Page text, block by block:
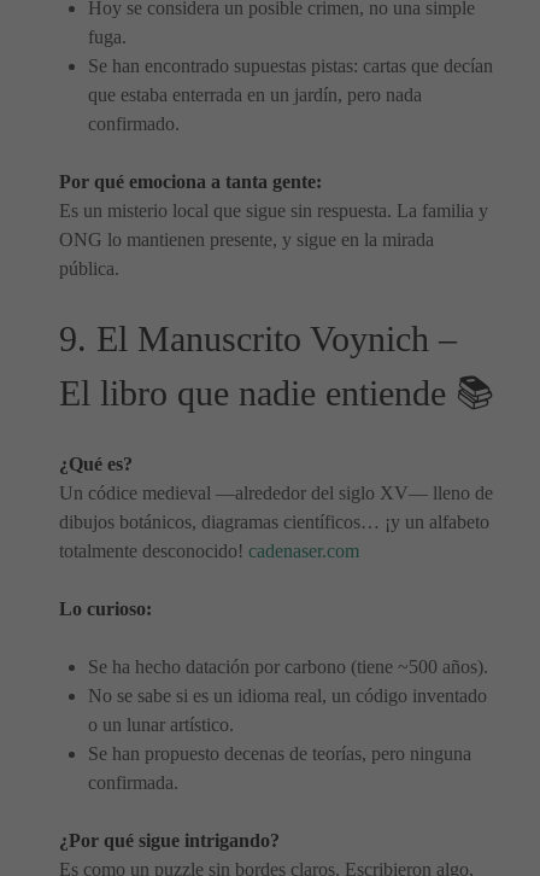
Hoy se considera un posible crimen, no una simple
fuga.
Se han encontrado supuestas pistas: cartas que decían
que estaba enterrada en un jardín, pero nada
confirmado.
Por qué emociona a tanta gente:
Es un misterio local que sigue sin respuesta. La familia y
ONG lo mantienen presente, y sigue en la mirada
pública.
9. El Manuscrito Voynich –
El libro que nadie entiende 📚
¿Qué es?
Un códice medieval —alrededor del siglo XV— lleno de
dibujos botánicos, diagramas científicos… ¡y un alfabeto
totalmente desconocido! cadenaser.com
Lo curioso:
Se ha hecho datación por carbono (tiene ~500 años).
No se sabe si es un idioma real, un código inventado
o un lunar artístico.
Se han propuesto decenas de teorías, pero ninguna
confirmada.
¿Por qué sigue intrigando?
Es como un puzzle sin bordes claros. Escribieron algo,